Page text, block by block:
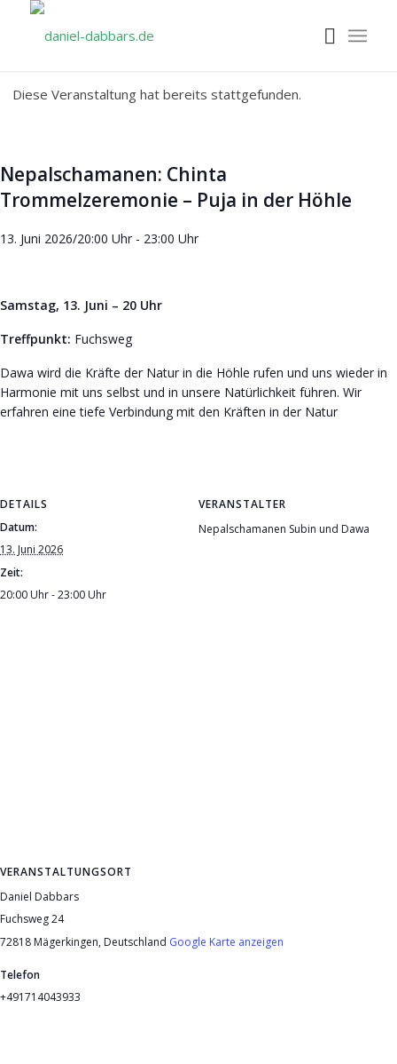
Diese Veranstaltung hat bereits stattgefunden.
Nepalschamanen: Chinta
Trommelzeremonie – Puja in der Höhle
13. Juni 2026/20:00 Uhr - 23:00 Uhr
Samstag, 13. Juni – 20 Uhr
Treffpunkt: Fuchsweg
Dawa wird die Kräfte der Natur in die Höhle rufen und uns wieder in
Harmonie mit uns selbst und in unsere Natürlichkeit führen. Wir
erfahren eine tiefe Verbindung mit den Kräften in der Natur
DETAILS
Datum:
13. Juni 2026
Zeit:
20:00 Uhr - 23:00 Uhr
VERANSTALTER
Nepalschamanen Subin und Dawa
VERANSTALTUNGSORT
Daniel Dabbars
Fuchsweg 24
72818 Mägerkingen, Deutschland Google Karte anzeigen
Telefon
+491714043933